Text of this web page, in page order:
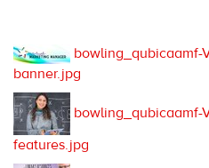
bowling_qubicaamf-
banner.jpg
bowling_qubicaamf-
features.jpg